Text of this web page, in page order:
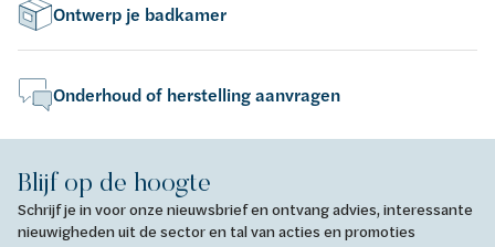
Ontwerp je badkamer
Onderhoud of herstelling aanvragen
Blijf op de hoogte
Schrijf je in voor onze nieuwsbrief en ontvang advies, interessante
nieuwigheden uit de sector en tal van acties en promoties